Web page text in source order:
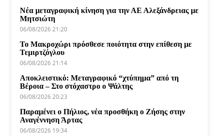
Νέα μεταγραφική κίνηση για την ΑΕ Αλεξάνδρειας με
Μητσιώτη
06/08/2026 21:20
Το Μακροχώρι πρόσθεσε ποιότητα στην επίθεση με
Τεμιρτζόγλου
06/08/2026 21:14
Αποκλειστικό: Μεταγραφικό “χτύπημα” από τη
Βέροια – Στο στόχαστρο ο Ψάλτης
06/08/2026 20:23
Παραμένει ο Πήλιος, νέα προσθήκη ο Ζήσης στην
Αναγέννηση Άρτας
06/08/2026 19:34